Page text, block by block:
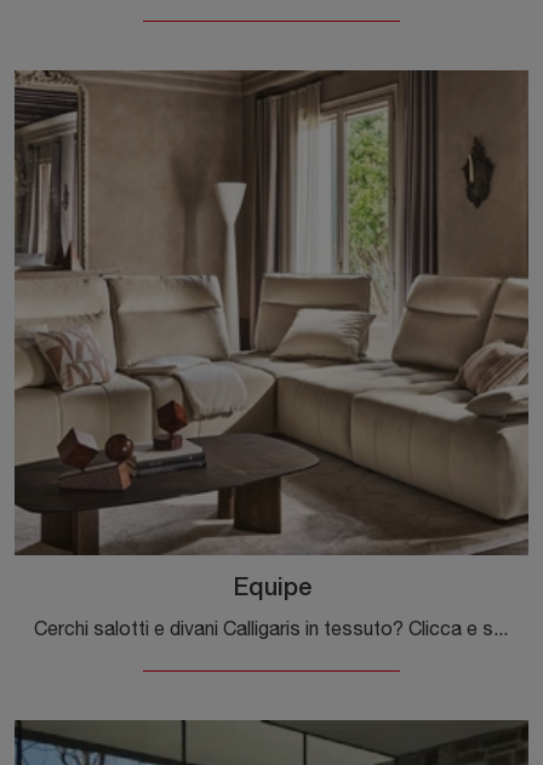
Equipe
Cerchi salotti e divani Calligaris in tessuto? Clicca e scopri di più sul modello Equipe per spazi moderni.